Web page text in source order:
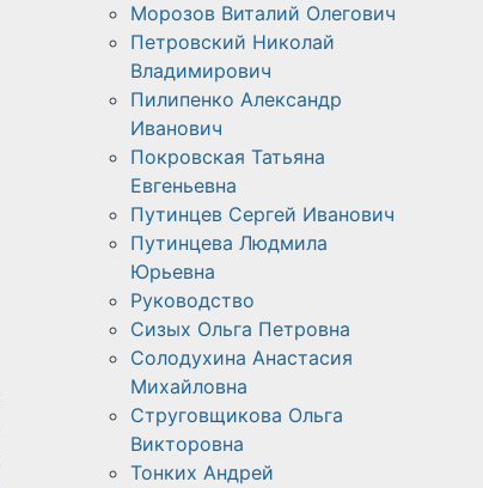
Морозов Виталий Олегович
Петровский Николай
Владимирович
Пилипенко Александр
Иванович
Покровская Татьяна
Евгеньевна
Путинцев Сергей Иванович
Путинцева Людмила
Юрьевна
Руководство
Сизых Ольга Петровна
Солодухина Анастасия
Михайловна
Струговщикова Ольга
Викторовна
Тонких Андрей